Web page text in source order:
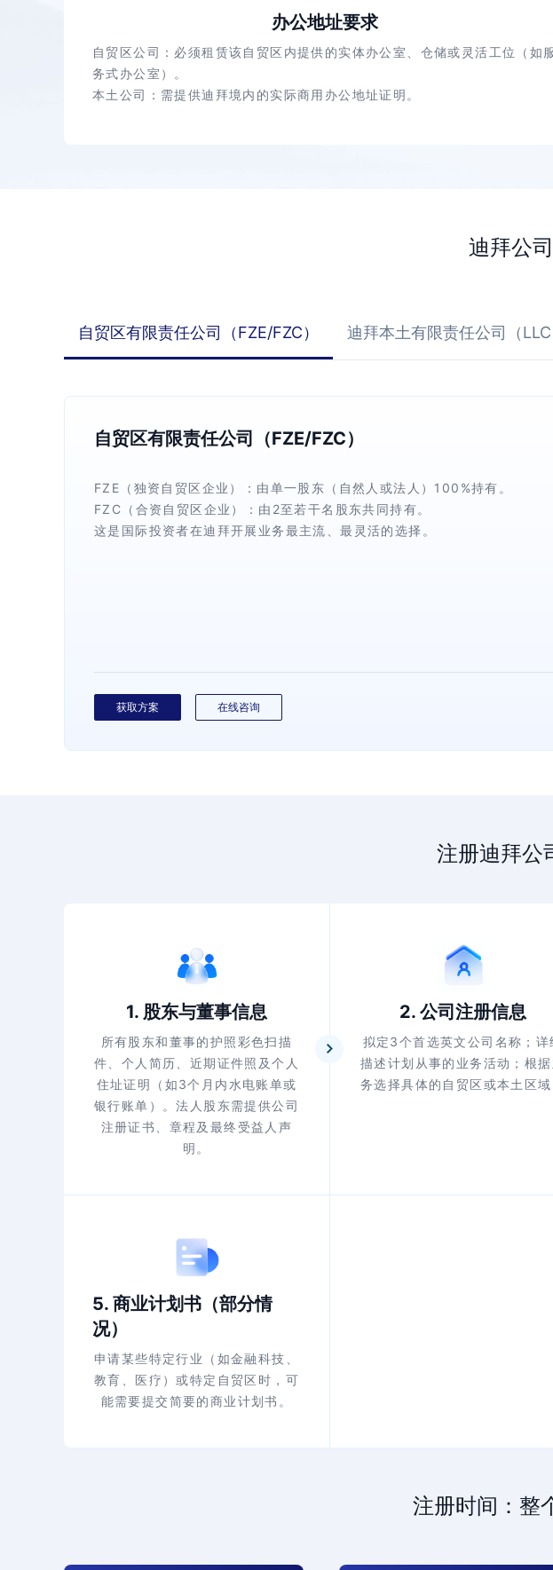
办公地址要求
自贸区公司：必须租赁该自贸区内提供的实体办公室、仓储或灵活工位（如
务式办公室）。
本土公司：需提供迪拜境内的实际商用办公地址证明。
迪拜公
自贸区有限责任公司（FZE/FZC） 迪拜本土有限责任公司（LLC
自贸区有限责任公司（FZE/FZC）
FZE（独资自贸区企业）：由单一股东（自然人或法人）100%持有。
FZC（合资自贸区企业）：由2至若干名股东共同持有。
这是国际投资者在迪拜开展业务最主流、最灵活的选择。
获取方案 在线咨询
注册迪拜公
1. 股东与董事信息
所有股东和董事的护照彩色扫描
件、个人简历、近期证件照及个人
住址证明（如3个月内水电账单或
银行账单）。法人股东需提供公司
注册证书、章程及最终受益人声
明。
2. 公司注册信息
拟定3个首选英文公司名称；详
描述计划从事的业务活动；根据
务选择具体的自贸区或本土区域
5. 商业计划书（部分情
况）
申请某些特定行业（如金融科技、
教育、医疗）或特定自贸区时，可
能需要提交简要的商业计划书。
注册时间：整